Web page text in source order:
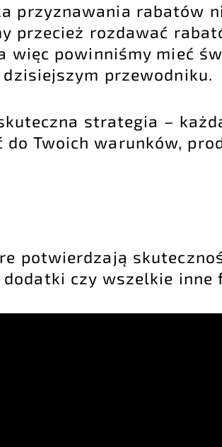
przyznawania rabatów
przecież rozdawać
powinniśmy mieć
przewodniku.
strategia –
Twoich warunków,
potwierdzają
czy wszelkie inne